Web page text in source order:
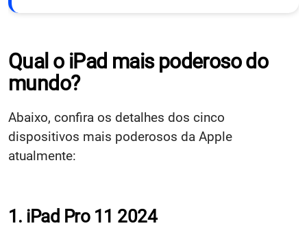
Qual o iPad mais poderoso do
mundo?
Abaixo, confira os detalhes dos cinco
dispositivos mais poderosos da Apple
atualmente:
1. iPad Pro 11 2024